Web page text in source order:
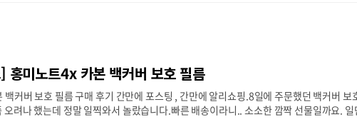
홍미노트4x 카본 백커버 보호 필름
백커버 보호 필름 구매 후기 간만에 포스팅 , 간만에 알리쇼핑.8일에 주문했던 백커버 보
오려나 했는데 정말 일찍와서 놀랐습니다.빠른 배송이라니.. 소소한 깜짝 선물일까요.